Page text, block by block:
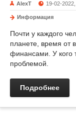
AlexT 19-02-
Информация
Почти у каждого
планете, время от
финансами. У кого
проблемой.
Подробнее